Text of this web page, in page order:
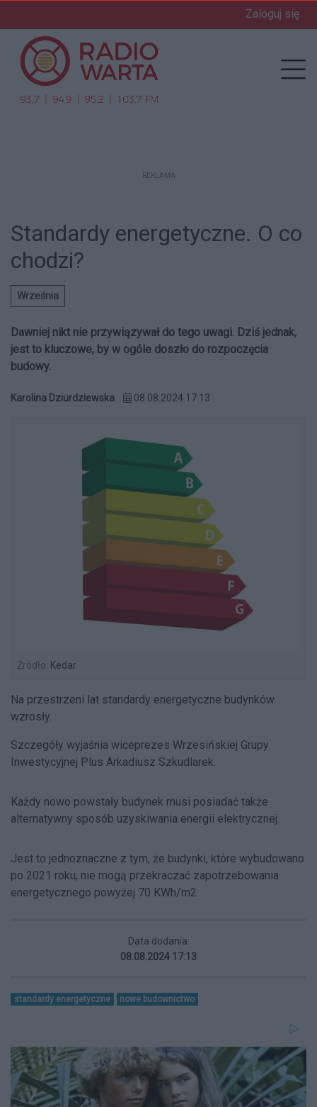
Zaloguj się
REKLAMA
Standardy energetyczne. O co
chodzi?
Września
Dawniej nikt nie przywiązywał do tego uwagi. Dziś jednak,
jest to kluczowe, by w ogóle doszło do rozpoczęcia
budowy.
Karolina Dziurdziewska 08.08.2024 17:13
Źródło: Kedar
Na przestrzeni lat standardy energetyczne budynków
wzrosły.
Szczegóły wyjaśnia wiceprezes Wrzesińskiej Grupy
Inwestycyjnej Plus Arkadiusz Szkudlarek.
Każdy nowo powstały budynek musi posiadać także
alternatywny sposób uzyskiwania energii elektrycznej.
Jest to jednoznaczne z tym, że budynki, które wybudowano
po 2021 roku, nie mogą przekraczać zapotrzebowania
energetycznego powyżej 70 KWh/m2.
Data dodania:
08.08.2024 17:13
standardy energetyczne nowe budownictwo